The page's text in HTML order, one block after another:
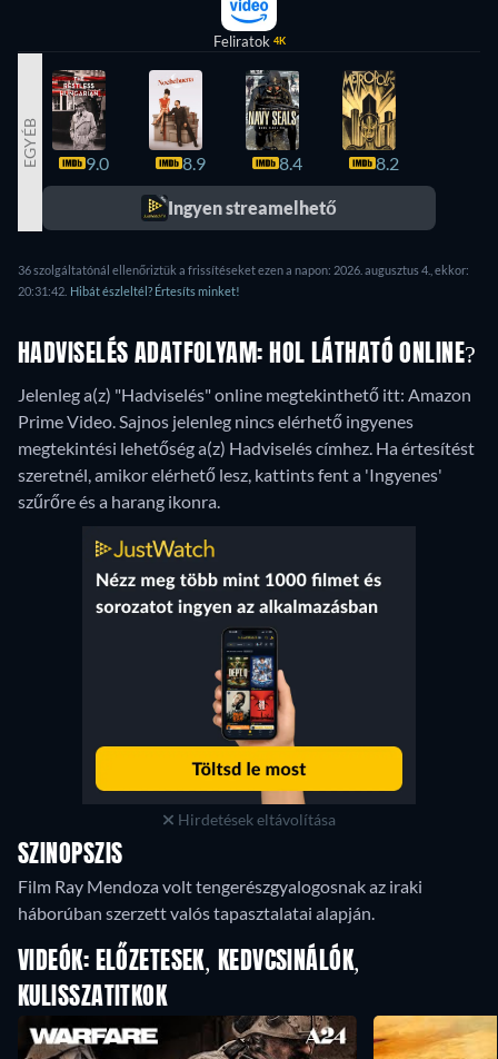
Feliratok 4K
EGYÉB 9.0 8.9 8.4 8.2
Ingyen streamelhető
36 szolgáltatónál ellenőriztük a frissítéseket ezen a napon: 2026. augusztus 4., ekkor:
20:31:42. Hibát észleltél? Értesíts minket!
HADVISELÉS ADATFOLYAM: HOL LÁTHATÓ ONLINE?
Jelenleg a(z) "Hadviselés" online megtekinthető itt: Amazon
Prime Video.Sajnos jelenleg nincs elérhető ingyenes
megtekintési lehetőség a(z) Hadviselés címhez. Ha értesítést
szeretnél, amikor elérhető lesz, kattints fent a 'Ingyenes'
szűrőre és a harang ikonra.
Hirdetések eltávolítása
SZINOPSZIS
Film Ray Mendoza volt tengerészgyalogosnak az iraki
háborúban szerzett valós tapasztalatai alapján.
VIDEÓK: ELŐZETESEK, KEDVCSINÁLÓK,
KULISSZATITKOK